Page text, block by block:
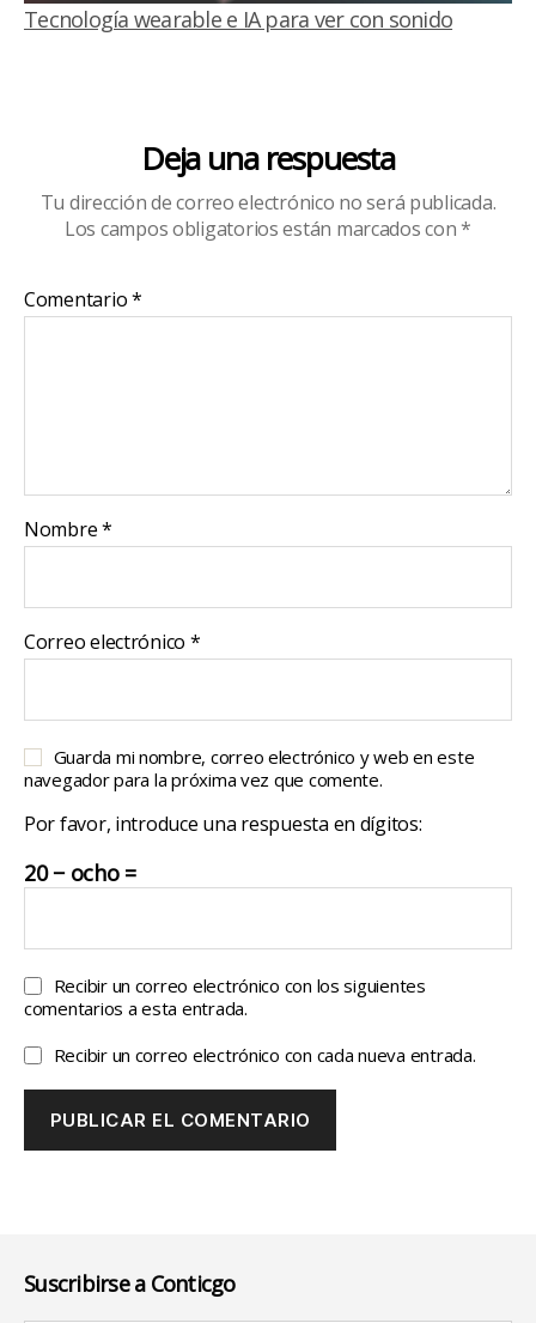
Tecnología wearable e IA para ver con sonido
Deja una respuesta
Tu dirección de correo electrónico no será publicada.
Los campos obligatorios están marcados con*
Comentario*
Nombre*
Correo electrónico *
Guarda mi nombre, correo electrónico y web en este
navegador para la próxima vez que comente.
Por favor, introduce una respuesta en dígitos:
20 − ocho =
Recibir un correo electrónico con los siguientes
comentarios a esta entrada.
Recibir un correo electrónico con cada nueva entrada.
Suscribirse a Conticgo